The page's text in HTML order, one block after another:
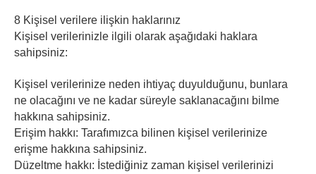
8 Kişisel verilere ilişkin haklarınız
Kişisel verilerinizle ilgili olarak aşağıdaki haklara
sahipsiniz:
Kişisel verilerinize neden ihtiyaç duyulduğunu, bunlara
ne olacağını ve ne kadar süreyle saklanacağını bilme
hakkına sahipsiniz.
Erişim hakkı: Tarafımızca bilinen kişisel verilerinize
erişme hakkına sahipsiniz.
Düzeltme hakkı: İstediğiniz zaman kişisel verilerinizi